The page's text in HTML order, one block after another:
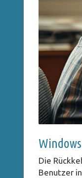
Die
Benutzer